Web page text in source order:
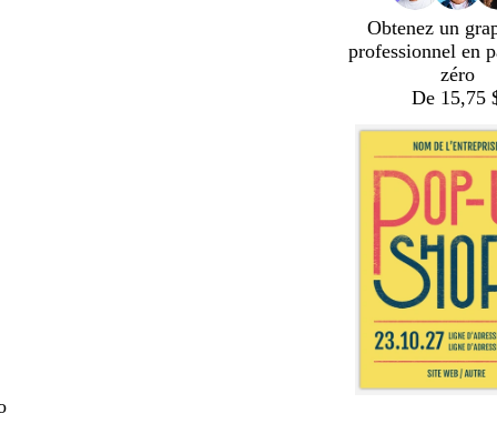
Obtenez un
professionnel en
zéro
De 15,75